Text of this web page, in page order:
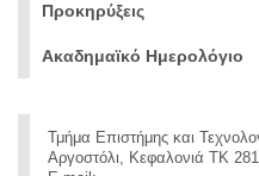
Προκηρύξεις
Ακαδημαϊκό Ημερολόγιο
Τμήμα Επιστήμης και
Αργοστόλι, Κεφαλονιά ΤΚ